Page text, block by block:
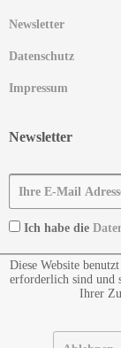
Newsletter
Datenschutz
Impressum
Newsletter
Ich habe die
Diese Website
erforderlich sind und
Ihrer